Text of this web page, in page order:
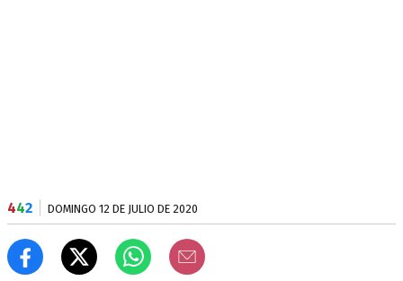
442 DOMINGO 12 DE JULIO DE 2020